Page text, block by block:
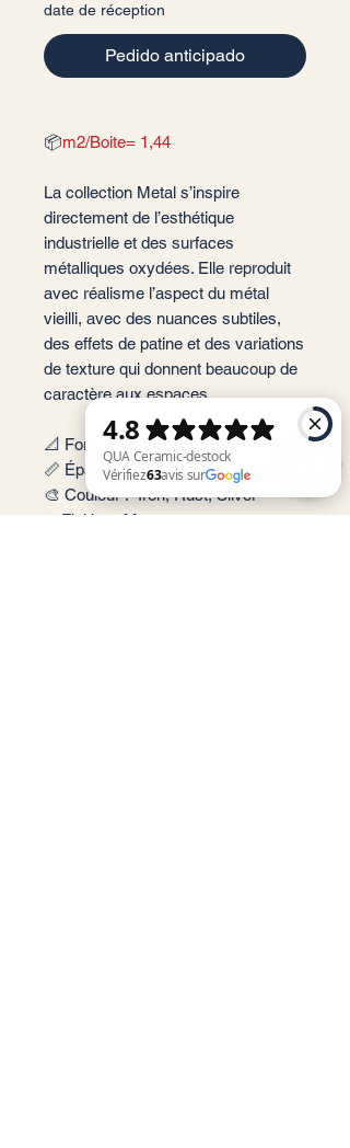
date de réception
Pedido anticipado
📦m2/Boite= 1,44
La collection Metal s’inspire
directement de l’esthétique
industrielle et des surfaces
métalliques oxydées. Elle reproduit
avec réalisme l’aspect du métal
vieilli, avec des nuances subtiles,
des effets de patine et des variations
de texture qui donnent beaucoup de
caractère aux espaces.
📐 Format: 60x120 cm
📏 Épaisseur : 9 mm
🎨 Couleur : Iron, Rust, Silver
✨ Finition : Mate